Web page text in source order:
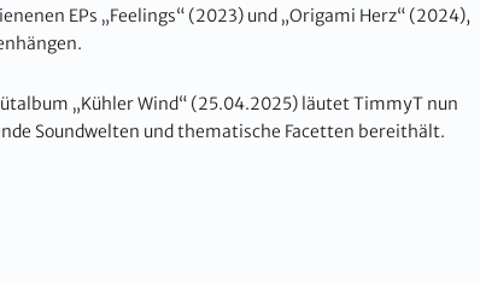
EPs „Feelings“ (2023) und „Origami Herz“ (2024),
„Kühler Wind“ (25.04.2025) läutet TimmyT nun
Soundwelten und thematische Facetten bereithält.